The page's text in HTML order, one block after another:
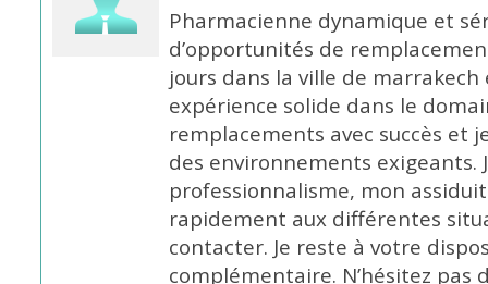
Pharmacienne dynamique et
d’opportunités de
jours dans la ville de marrakech
expérience solide dans le
remplacements avec succès et
des environnements exigeants.
professionnalisme, mon
rapidement aux différentes
contacter. Je reste à votre
complémentaire. N’hésitez